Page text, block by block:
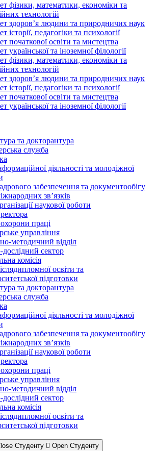
фізики, математики, економіки та
технологій
здоров’я людини та природничих наук
історії, педагогіки та психології
початкової освіти та мистецтва
української та іноземної філології
фізики, математики, економіки та
технологій
здоров’я людини та природничих наук
історії, педагогіки та психології
початкової освіти та мистецтва
української та іноземної філології
та докторантура
служба
діяльності та молодіжної
забезпечення та документообігу
зв’язків
наукової роботи
праці
управління
методичний відділ
сектор
комісія
освіти та
підготовки
та докторантура
служба
діяльності та молодіжної
забезпечення та документообігу
зв’язків
наукової роботи
праці
управління
методичний відділ
сектор
комісія
освіти та
підготовки
Студенту Open Студенту